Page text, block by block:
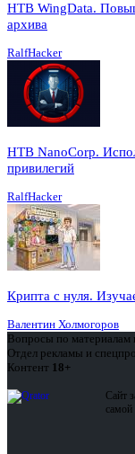
HTB WingData.
архива
RalfHacker
HTB NanoCorp.
привилегий
RalfHacker
Крипта с нуля.
Валентин Холмогоров
Вопросы по материалам
Отдел рекламы и
Контент 18+
Сайт